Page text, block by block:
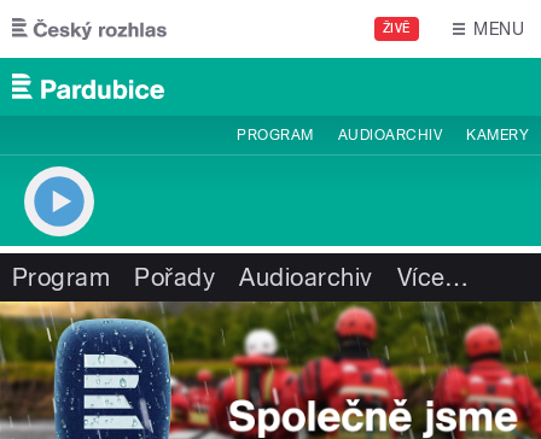
Přejít k hlavnímu obsahu
ŽIVĚ MENU
PROGRAM AUDIOARCHIV KAMERY
Program Pořady Audioarchiv Více…